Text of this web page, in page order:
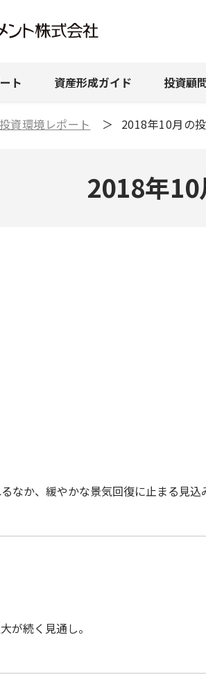
ト 資産形成ガイド 投資顧
投資環境レポート 2018年10月の
2018年10
なか、緩やかな景気回復に止まる見込
が続く見通し。